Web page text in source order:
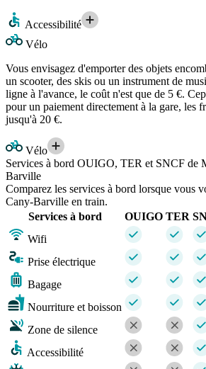
Accessibilité
Vélo
Vous envisagez d'emporter des objets
un scooter, des skis ou un instrument de
ligne à l'avance, le coût n'est que de 5 €.
pour un paiement directement à la gare, les
jusqu'à 20 €.
Vélo
Services à bord OUIGO, TER et SNCF de
Barville
Comparez les services à bord lorsque vous
Cany-Barville en train.
Services à bord
OUIGO TER
Wifi
Prise électrique
Bagage
Nourriture et boisson
Zone de silence
Accessibilité